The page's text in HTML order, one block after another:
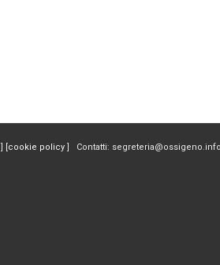
] [cookie policy ] Contatti: